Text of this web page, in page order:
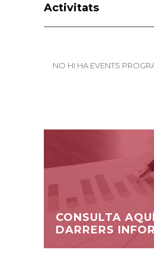
Activitats
NO HI HA EVENTS
CONSULTA
DARRERS